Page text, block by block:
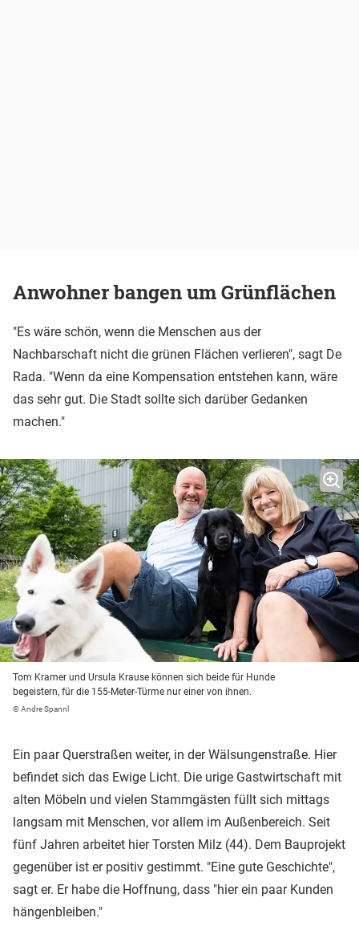
Anwohner bangen um Grünflächen
"Es wäre schön, wenn die Menschen aus der
Nachbarschaft nicht die grünen Flächen verlieren", sagt De
Rada. "Wenn da eine Kompensation entstehen kann, wäre
das sehr gut. Die Stadt sollte sich darüber Gedanken
machen."
Tom Kramer und Ursula Krause können sich beide für Hunde
begeistern, für die 155-Meter-Türme nur einer von ihnen.
© Andre Spannl
Ein paar Querstraßen weiter, in der Wälsungenstraße. Hier
befindet sich das Ewige Licht. Die urige Gastwirtschaft mit
alten Möbeln und vielen Stammgästen füllt sich mittags
langsam mit Menschen, vor allem im Außenbereich. Seit
fünf Jahren arbeitet hier Torsten Milz (44). Dem Bauprojekt
gegenüber ist er positiv gestimmt. "Eine gute Geschichte",
sagt er. Er habe die Hoffnung, dass "hier ein paar Kunden
hängenbleiben."